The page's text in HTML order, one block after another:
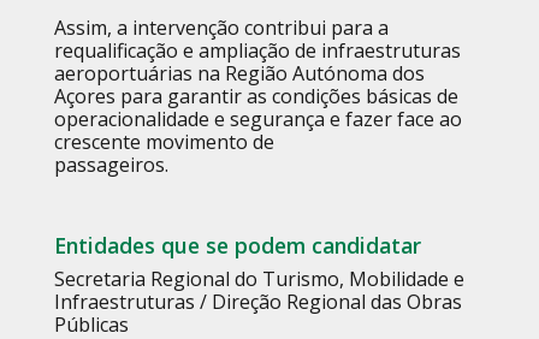
Assim, a intervenção contribui para a
requalificação e ampliação de infraestruturas
aeroportuárias na Região Autónoma dos
Açores para garantir as condições básicas de
operacionalidade e segurança e fazer face ao
crescente movimento de
passageiros.
Entidades que se podem candidatar
Secretaria Regional do Turismo, Mobilidade e
Infraestruturas / Direção Regional das Obras
Públicas